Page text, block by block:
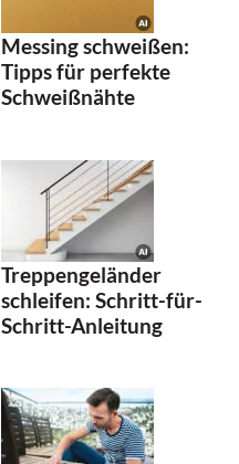
Messing schweißen:
Tipps für perfekte
Schweißnähte
Treppengeländer
schleifen: Schritt-für-
Schritt-Anleitung